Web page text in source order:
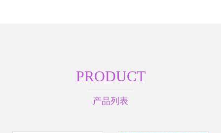
PRODUCT
产品列表